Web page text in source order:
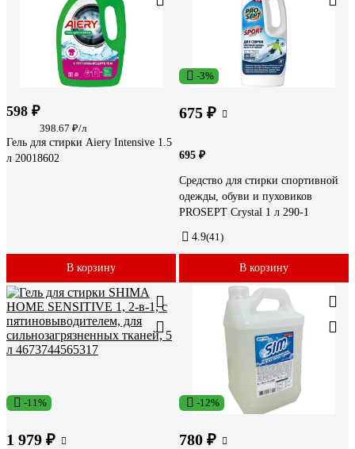
598 ₽
398.67 ₽/л
Гель для стирки Aiery Intensive 1.5
л 20018602
В корзину
-3%
675 ₽
695 ₽
Средство для стирки спортивной
одежды, обуви и пуховиков
PROSEPT Crystal 1 л 290-1
4.9(41)
В корзину
-11%
1 979 ₽
-12%
780 ₽